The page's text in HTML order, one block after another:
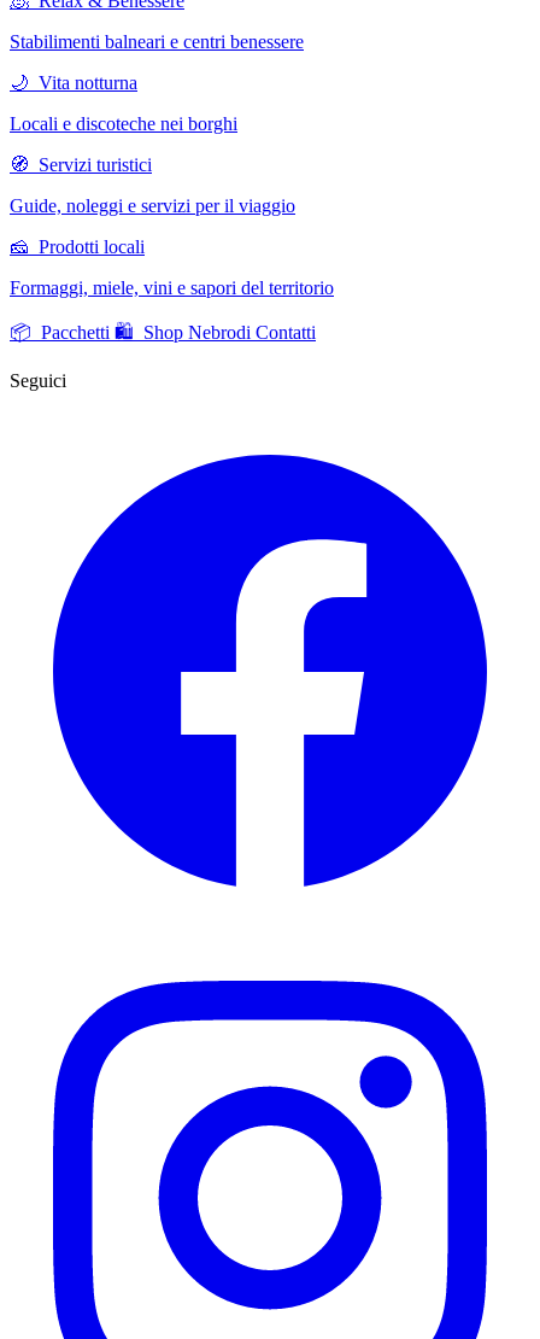
Stabilimenti balneari e centri benessere
🌙 Vita notturna
Locali e discoteche nei borghi
🧭 Servizi turistici
Guide, noleggi e servizi per il viaggio
🧀 Prodotti locali
Formaggi, miele, vini e sapori del territorio
📦 Pacchetti 🛍️ Shop Nebrodi Contatti
Seguici